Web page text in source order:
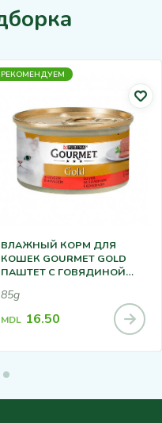
РЕКОМЕНДУЕМ
ВЛАЖНЫЙ КОРМ ДЛЯ
КОШЕК GOURMET GOLD
ПАШТЕТ С ГОВЯДИНОЙ
85g
MDL 16.50